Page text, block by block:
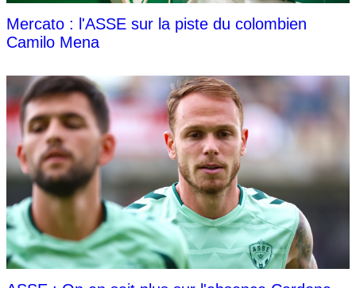
Mercato : l'ASSE sur la piste du colombien
Camilo Mena